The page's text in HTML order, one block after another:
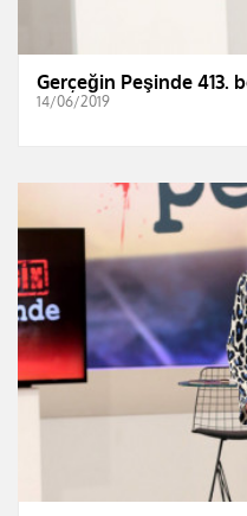
Gerçeğin Peşinde 413.
14/06/2019